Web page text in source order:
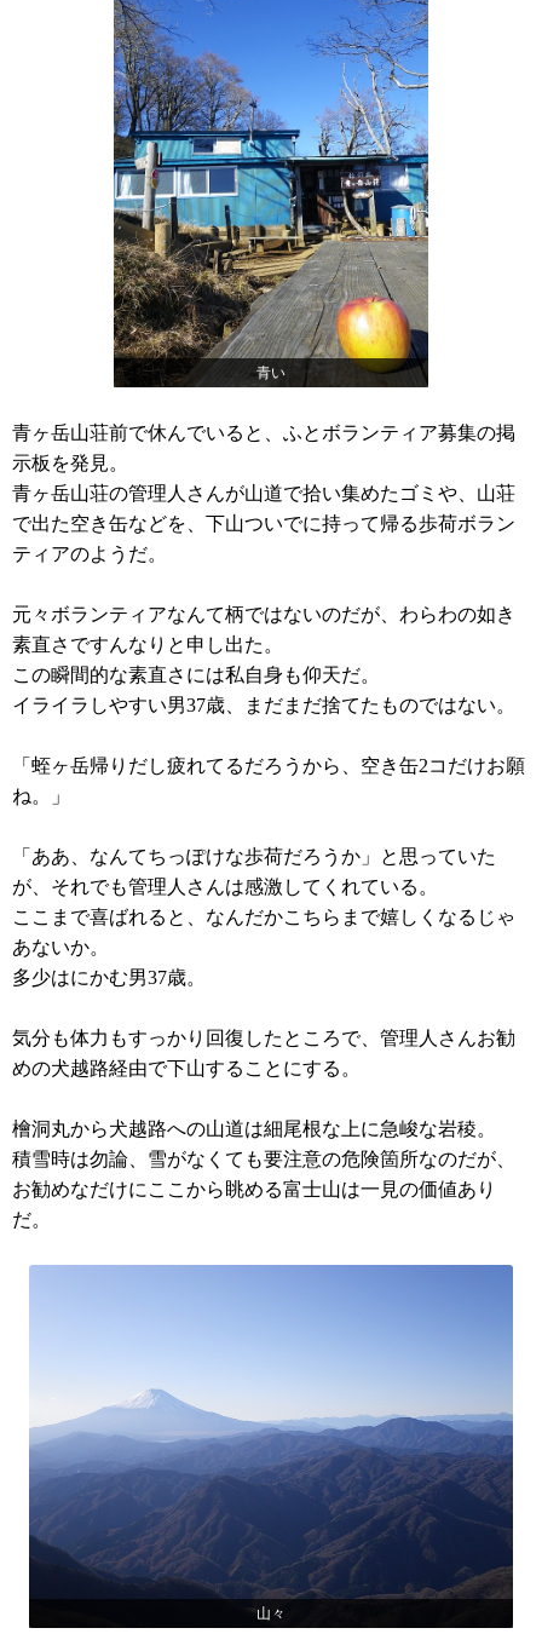
青い
青ヶ岳山荘前で休んでいると、ふとボランティア募集の掲
示板を発見。
青ヶ岳山荘の管理人さんが山道で拾い集めたゴミや、山荘
で出た空き缶などを、下山ついでに持って帰る歩荷ボラン
ティアのようだ。
元々ボランティアなんて柄ではないのだが、わらわの如き
素直さですんなりと申し出た。
この瞬間的な素直さには私自身も仰天だ。
イライラしやすい男37歳、まだまだ捨てたものではない。
「蛭ヶ岳帰りだし疲れてるだろうから、空き缶2コだけお願
ね。」
「ああ、なんてちっぽけな歩荷だろうか」と思っていた
が、それでも管理人さんは感激してくれている。
ここまで喜ばれると、なんだかこちらまで嬉しくなるじゃ
あないか。
多少はにかむ男37歳。
気分も体力もすっかり回復したところで、管理人さんお勧
めの犬越路経由で下山することにする。
檜洞丸から犬越路への山道は細尾根な上に急峻な岩稜。
積雪時は勿論、雪がなくても要注意の危険箇所なのだが、
お勧めなだけにここから眺める富士山は一見の価値あり
だ。
山々